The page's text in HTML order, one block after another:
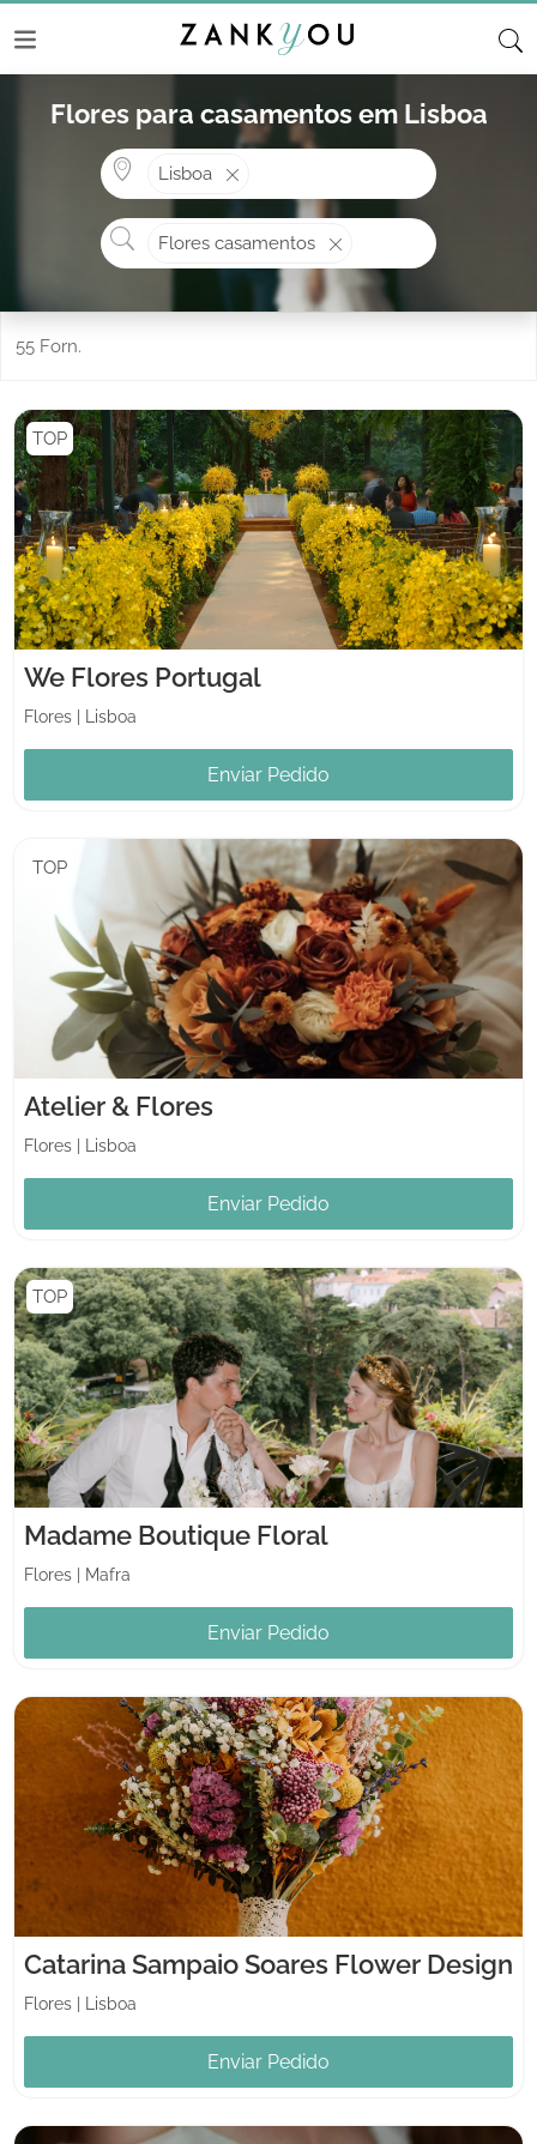
Flores para casamentos em Lisboa
Lisboa
O que procura?
Flores casamentos
55 Forn.
TOP
We Flores Portugal
Flores Lisboa
Enviar Pedido
TOP
Atelier & Flores
Flores Lisboa
Enviar Pedido
TOP
Madame Boutique Floral
Flores Mafra
Enviar Pedido
Catarina Sampaio Soares Flower Design
Flores Lisboa
Enviar Pedido